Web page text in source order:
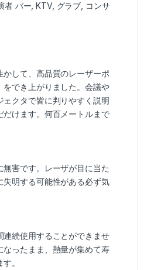
者 バー, KTV, グラブ, コンサ
して、高品質のレーザーポ
をでき上がりました。会議や
ェクタで皆に判りやすく説明
だけます。何百メートルまで
害です。レーザが目に当た
失明する可能性がある必ず気
連続使用することができませ
なったまま、熱量が集めて寿
。